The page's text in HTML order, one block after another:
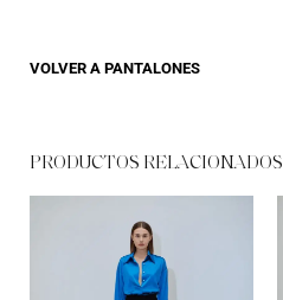
VOLVER A PANTALONES
PRODUCTOS RELACIONADOS